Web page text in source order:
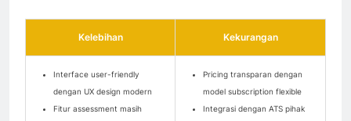
Kelebihan Kekurangan
Interface user-friendly
dengan UX design modern
Fitur assessment masih
Pricing transparan dengan
model subscription flexible
Integrasi dengan ATS pihak